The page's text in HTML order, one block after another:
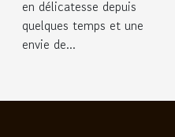
en délicatesse depuis
quelques temps et une
envie de...